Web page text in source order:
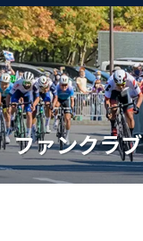
ファンクラブ